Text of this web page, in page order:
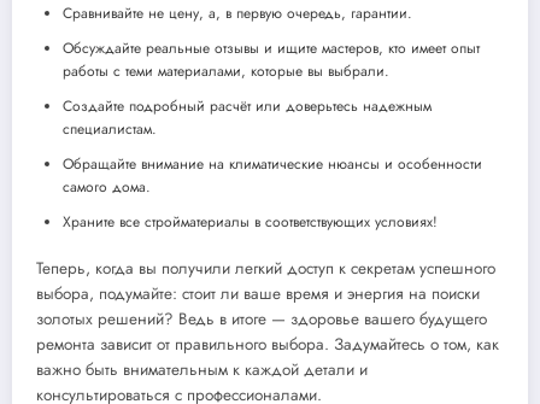
Сравнивайте не цену, а, в первую очередь, гарантии.
Обсуждайте реальные отзывы и ищите мастеров, кто имеет опыт
работы с теми материалами, которые вы выбрали.
Создайте подробный расчёт или доверьтесь надежным
специалистам.
Обращайте внимание на климатические нюансы и особенности
самого дома.
Храните все стройматериалы в соответствующих условиях!
Теперь, когда вы получили легкий доступ к секретам успешного
выбора, подумайте: стоит ли ваше время и энергия на поиски
золотых решений? Ведь в итоге — здоровье вашего будущего
ремонта зависит от правильного выбора. Задумайтесь о том, как
важно быть внимательным к каждой детали и
консультироваться с профессионалами.